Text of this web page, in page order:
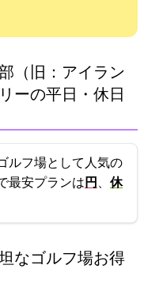
（旧：アイラン
ー)の平日・休日
ルフ場として人気の
最安プランは 7000円 、 休
なゴルフ場:お得